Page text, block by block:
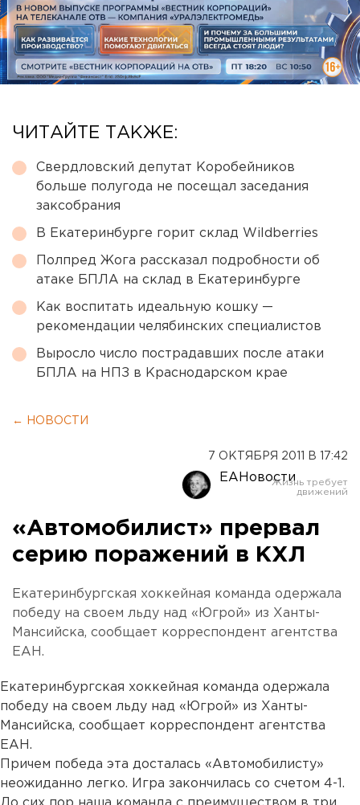
ЧИТАЙТЕ ТАКЖЕ:
Свердловский депутат Коробейников
больше полугода не посещал заседания
заксобрания
В Екатеринбурге горит склад Wildberries
Полпред Жога рассказал подробности об
атаке БПЛА на склад в Екатеринбурге
Как воспитать идеальную кошку —
рекомендации челябинских специалистов
Выросло число пострадавших после атаки
БПЛА на НПЗ в Краснодарском крае
← НОВОСТИ
7 ОКТЯБРЯ 2011 В 17:42
ЕАНовости
«Автомобилист» прервал
серию поражений в КХЛ
Екатеринбургская хоккейная команда одержала
победу на своем льду над «Югрой» из Ханты-
Мансийска, сообщает корреспондент агентства
ЕАН.
Екатеринбургская хоккейная команда одержала
победу на своем льду над «Югрой» из Ханты-
Мансийска, сообщает корреспондент агентства
ЕАН.
Причем победа эта досталась «Автомобилисту»
неожиданно легко. Игра закончилась со счетом 4-1.